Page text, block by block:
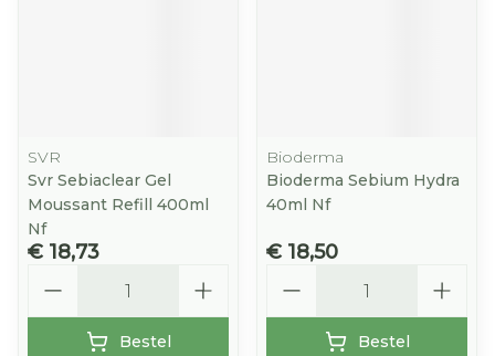
SVR
Svr Sebiaclear Gel
Moussant Refill 400ml
Nf
€ 18,73
Bestel
Bioderma
Bioderma Sebium Hydra
40ml Nf
€ 18,50
Bestel